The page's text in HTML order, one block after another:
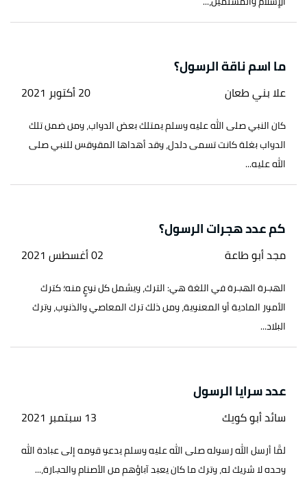
ما اسم ناقة الرسول؟
علا بني طعان 20 أكتوبر 2021
كان النبي صلى الله عليه وسلم يمتلك بعض الدواب، ومن ضمن تلك
الدواب بغلة كانت تسمى دلدل، وقد أهداها المقوقس للنبي صلى
الله عليه...
كم عدد هجرات الرسول؟
مجد أبو طاعة 02 أغسطس 2021
الهجرة الهجرة في اللغة هي: الترك، ويشمل كل نوعٍ منه؛ كترك
الأمور المادية أو المعنوية، ومن ذلك ترك المعاصي والذنوب، وترك
البلاد...
عدد سرايا الرسول
سائد أبو كويك 13 سبتمبر 2021
لمَّا أرسل الله رسوله صلى الله عليه وسلم يدعو قومه إلى عبادة الله
وحده لا شريك له، وترك ما كان يعبد آباؤهم من الأصنام والحجارة،...